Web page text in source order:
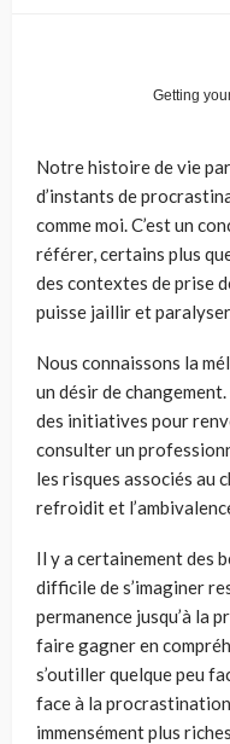
Getting
Notre histoire de vie
d’instants de
comme moi. C’est un
référer, certains plus
des contextes de prise
puisse jaillir et
Nous connaissons la
un désir de
des initiatives pour
consulter un
les risques associés au
refroidit et
Il y a certainement des
difficile de s’imaginer
permanence jusqu’à la
faire gagner en
s’outiller quelque peu
face à la
immensément plus